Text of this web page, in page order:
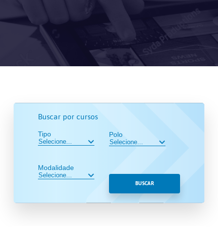
Buscar por cursos
Tipo
Modalidade
Polo
BUSCAR